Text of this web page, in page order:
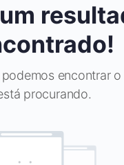
encontrar
procurando.